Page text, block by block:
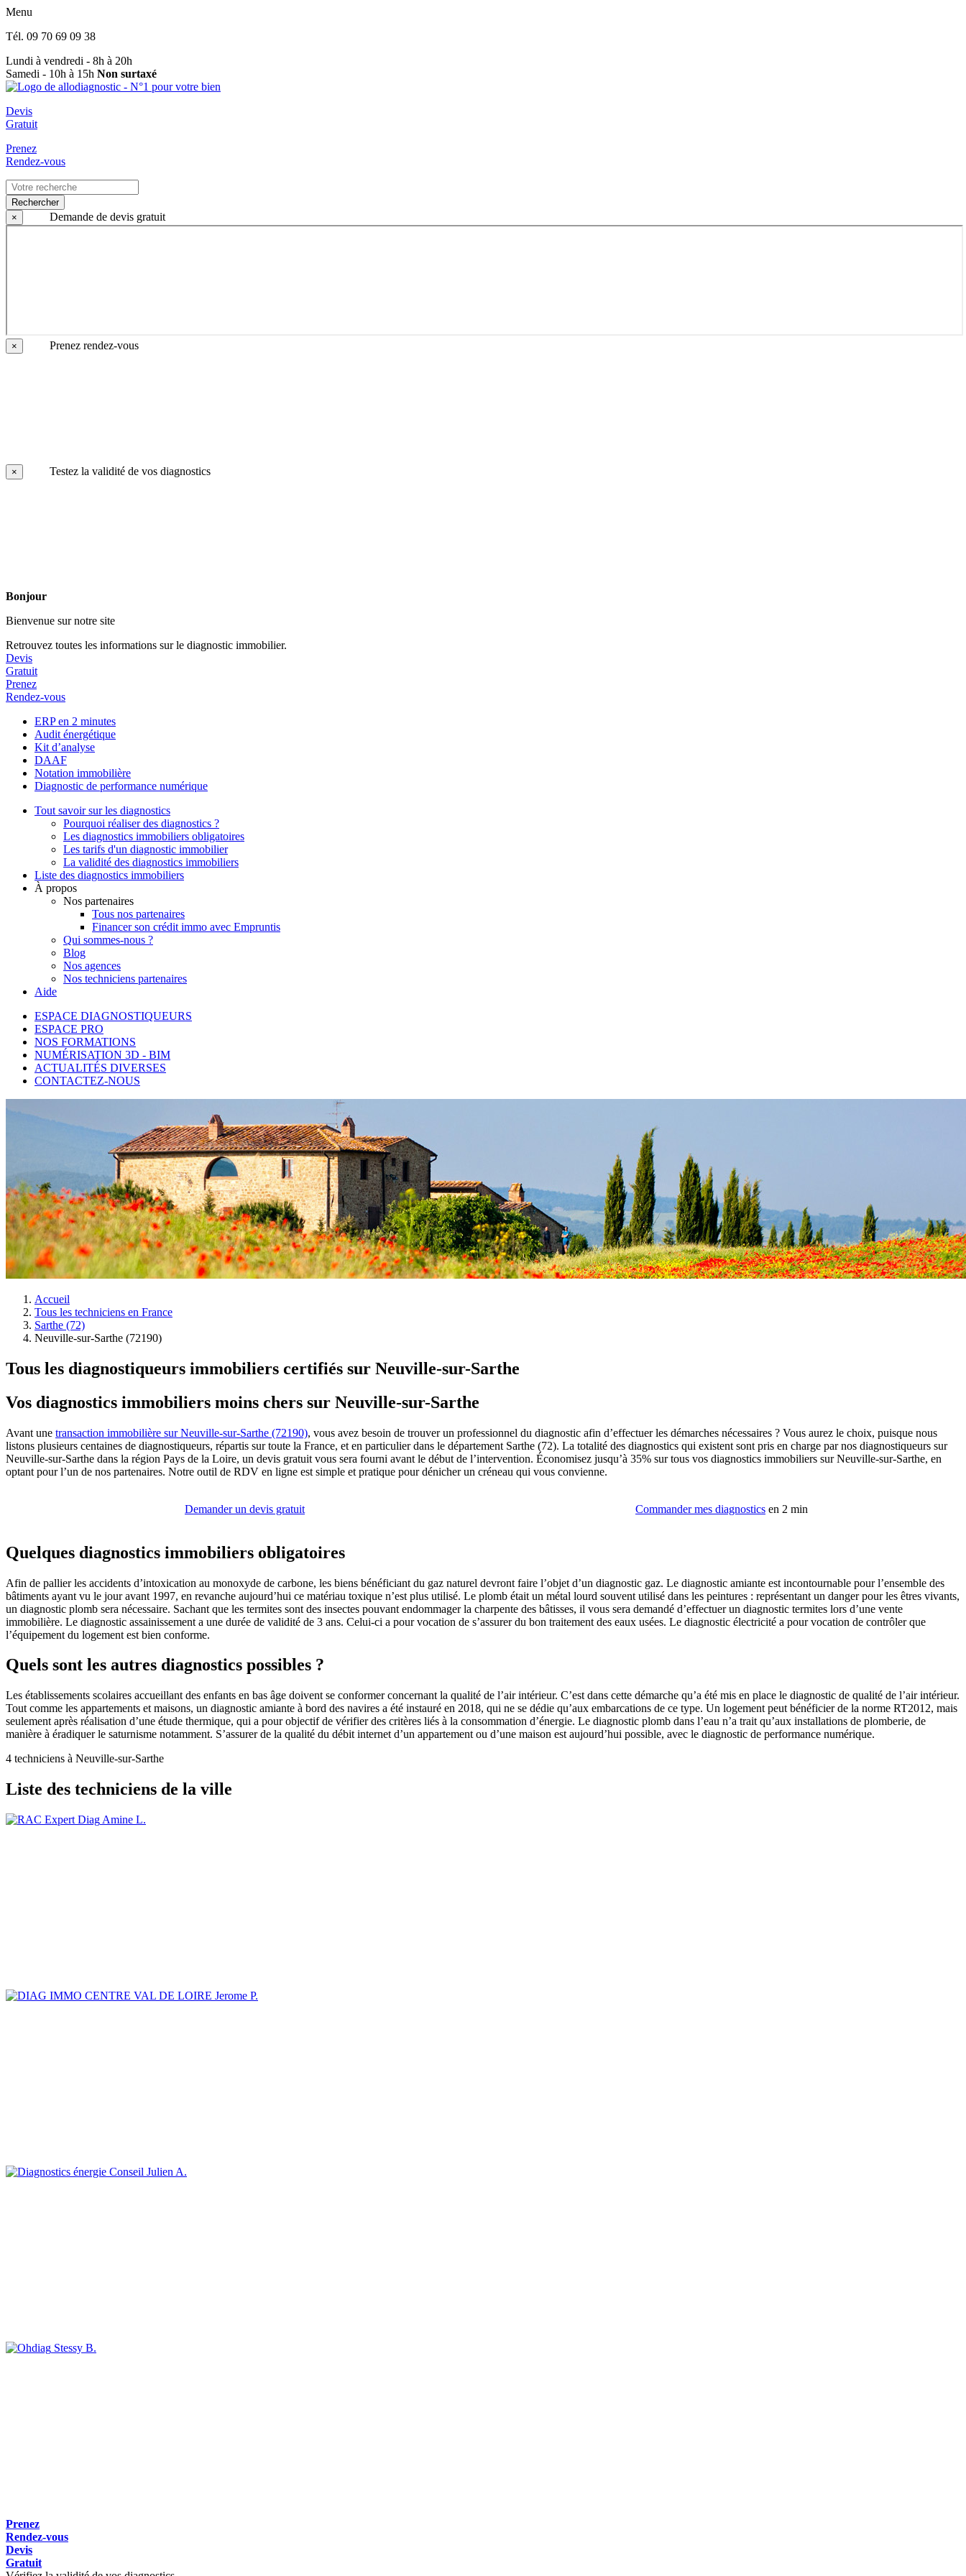
Menu
Tél. 09 70 69 09 38
Lundi à vendredi - 8h à 20h
Samedi - 10h à 15h Non surtaxé
Devis
Gratuit
Prenez
Rendez-vous
Rechercher
×
Demande de devis gratuit
× Prenez rendez-vous
× Testez la validité de vos diagnostics
Bonjour
Bienvenue sur notre site
Retrouvez toutes les informations sur le diagnostic immobilier.
Devis
Gratuit
Prenez
Rendez-vous
ERP en 2 minutes
Audit énergétique
Kit d’analyse
DAAF
Notation immobilière
Diagnostic de performance numérique
Tout savoir sur les diagnostics
Pourquoi réaliser des diagnostics ?
Les diagnostics immobiliers obligatoires
Les tarifs d'un diagnostic immobilier
La validité des diagnostics immobiliers
Liste des diagnostics immobiliers
À propos
Nos partenaires
Tous nos partenaires
Financer son crédit immo avec Empruntis
Qui sommes-nous ?
Blog
Nos agences
Nos techniciens partenaires
Aide
ESPACE DIAGNOSTIQUEURS
ESPACE PRO
NOS FORMATIONS
NUMÉRISATION 3D - BIM
ACTUALITÉS DIVERSES
CONTACTEZ-NOUS
Accueil
Tous les techniciens en France
Sarthe (72)
Neuville-sur-Sarthe (72190)
Tous les diagnostiqueurs immobiliers certifiés sur Neuville-sur-Sarthe
Vos diagnostics immobiliers moins chers sur Neuville-sur-Sarthe
Avant une transaction immobilière sur Neuville-sur-Sarthe (72190), vous avez besoin de trouver un professionnel du diagnostic afin d’effectuer les démarches nécessaires ? Vous aurez le choix, puisque nous
listons plusieurs centaines de diagnostiqueurs, répartis sur toute la France, et en particulier dans le département Sarthe (72). La totalité des diagnostics qui existent sont pris en charge par nos diagnostiqueurs sur
Neuville-sur-Sarthe dans la région Pays de la Loire, un devis gratuit vous sera fourni avant le début de l’intervention. Économisez jusqu’à 35% sur tous vos diagnostics immobiliers sur Neuville-sur-Sarthe, en
optant pour l’un de nos partenaires. Notre outil de RDV en ligne est simple et pratique pour dénicher un créneau qui vous convienne.
Demander un devis gratuit Commander mes diagnostics en 2 min
Quelques diagnostics immobiliers obligatoires
Afin de pallier les accidents d’intoxication au monoxyde de carbone, les biens bénéficiant du gaz naturel devront faire l’objet d’un diagnostic gaz. Le diagnostic amiante est incontournable pour l’ensemble des
bâtiments ayant vu le jour avant 1997, en revanche aujourd’hui ce matériau toxique n’est plus utilisé. Le plomb était un métal lourd souvent utilisé dans les peintures : représentant un danger pour les êtres vivants,
un diagnostic plomb sera nécessaire. Sachant que les termites sont des insectes pouvant endommager la charpente des bâtisses, il vous sera demandé d’effectuer un diagnostic termites lors d’une vente
immobilière. Le diagnostic assainissement a une durée de validité de 3 ans. Celui-ci a pour vocation de s’assurer du bon traitement des eaux usées. Le diagnostic électricité a pour vocation de contrôler que
l’équipement du logement est bien conforme.
Quels sont les autres diagnostics possibles ?
Les établissements scolaires accueillant des enfants en bas âge doivent se conformer concernant la qualité de l’air intérieur. C’est dans cette démarche qu’a été mis en place le diagnostic de qualité de l’air intérieur.
Tout comme les appartements et maisons, un diagnostic amiante à bord des navires a été instauré en 2018, qui ne se dédie qu’aux embarcations de ce type. Un logement peut bénéficier de la norme RT2012, mais
seulement après réalisation d’une étude thermique, qui a pour objectif de vérifier des critères liés à la consommation d’énergie. Le diagnostic plomb dans l’eau n’a trait qu’aux installations de plomberie, de
manière à éradiquer le saturnisme notamment. S’assurer de la qualité du débit internet d’un appartement ou d’une maison est aujourd’hui possible, avec le diagnostic de performance numérique.
4 techniciens à Neuville-sur-Sarthe
Liste des techniciens de la ville
Amine L.
Jerome P.
Julien A.
Stessy B.
Prenez
Rendez-vous
Devis
Gratuit